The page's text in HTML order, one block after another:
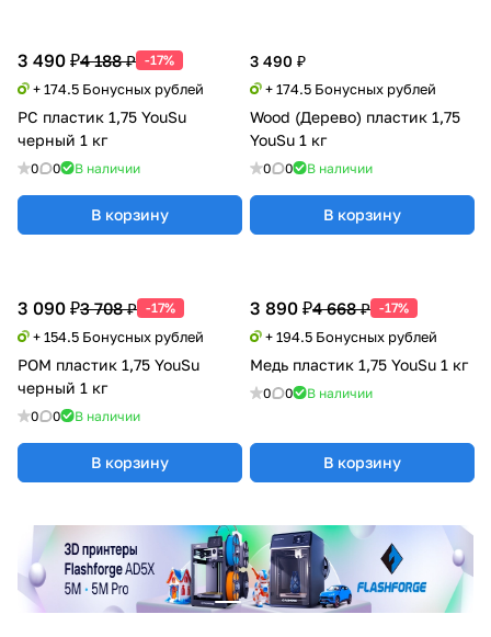
3 490 ₽4 188 ₽ -17%
+ 174.5 Бонусных рублей
PC пластик 1,75 YouSu
черный 1 кг
0 0 В наличии
В корзину
3 490 ₽
+ 174.5 Бонусных рублей
Wood (Дерево) пластик 1,75
YouSu 1 кг
0 0 В наличии
В корзину
3 090 ₽3 708 ₽ -17%
+ 154.5 Бонусных рублей
POM пластик 1,75 YouSu
черный 1 кг
0 0 В наличии
В корзину
3 890 ₽4 668 ₽ -17%
+ 194.5 Бонусных рублей
Медь пластик 1,75 YouSu 1 кг
0 0 В наличии
В корзину